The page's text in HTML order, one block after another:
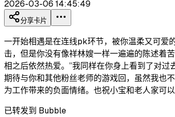
2026-03-06 14:45:49
分享卡片
一开始相遇是在连线pk环节，被你温柔又可爱
击，但是你没有像祥林嫂一样一遍遍的陈述着
相之后依然热爱。”我同样在你身上看到了对
期待与你和其他粉丝老师的游戏回，虽然我也
为工作带来的负面情绪。也祝小宝和老人家可以
已转发到 Bubble